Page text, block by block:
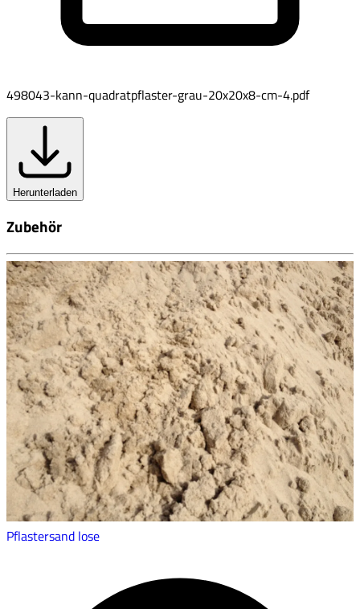
498043-kann-quadratpflaster-grau-20x20x8-cm-4.pdf
Herunterladen
Zubehör
Pflastersand lose